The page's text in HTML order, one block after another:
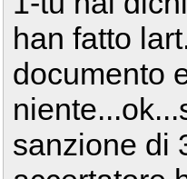
han fatto
documento
sanzione di